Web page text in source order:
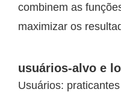
combinem as
maximizar os
usuários-alvo e
Usuários: